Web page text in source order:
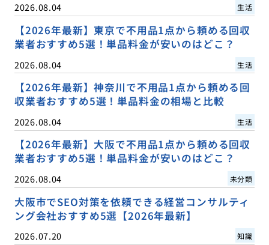
2026.08.04 生活
【2026年最新】東京で不用品1点から頼める回収
業者おすすめ5選！単品料金が安いのはどこ？
2026.08.04 生活
【2026年最新】神奈川で不用品1点から頼める回
収業者おすすめ5選！単品料金の相場と比較
2026.08.04 生活
【2026年最新】大阪で不用品1点から頼める回収
業者おすすめ5選！単品料金が安いのはどこ？
2026.08.04 未分類
大阪市でSEO対策を依頼できる経営コンサルティ
ング会社おすすめ5選【2026年最新】
2026.07.20 知識